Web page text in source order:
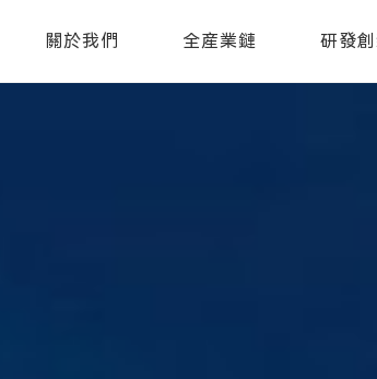
關於我們 全産業鏈 研發